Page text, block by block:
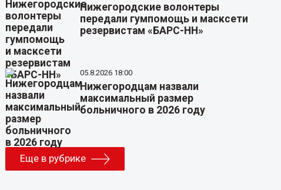
Нижегородские волонтеры
передали гумпомощь и масксети
резервистам «БАРС-НН»
05.8.2026 18:00
Нижегородцам назвали
максимальный размер
больничного в 2026 году
Еще в рубрике